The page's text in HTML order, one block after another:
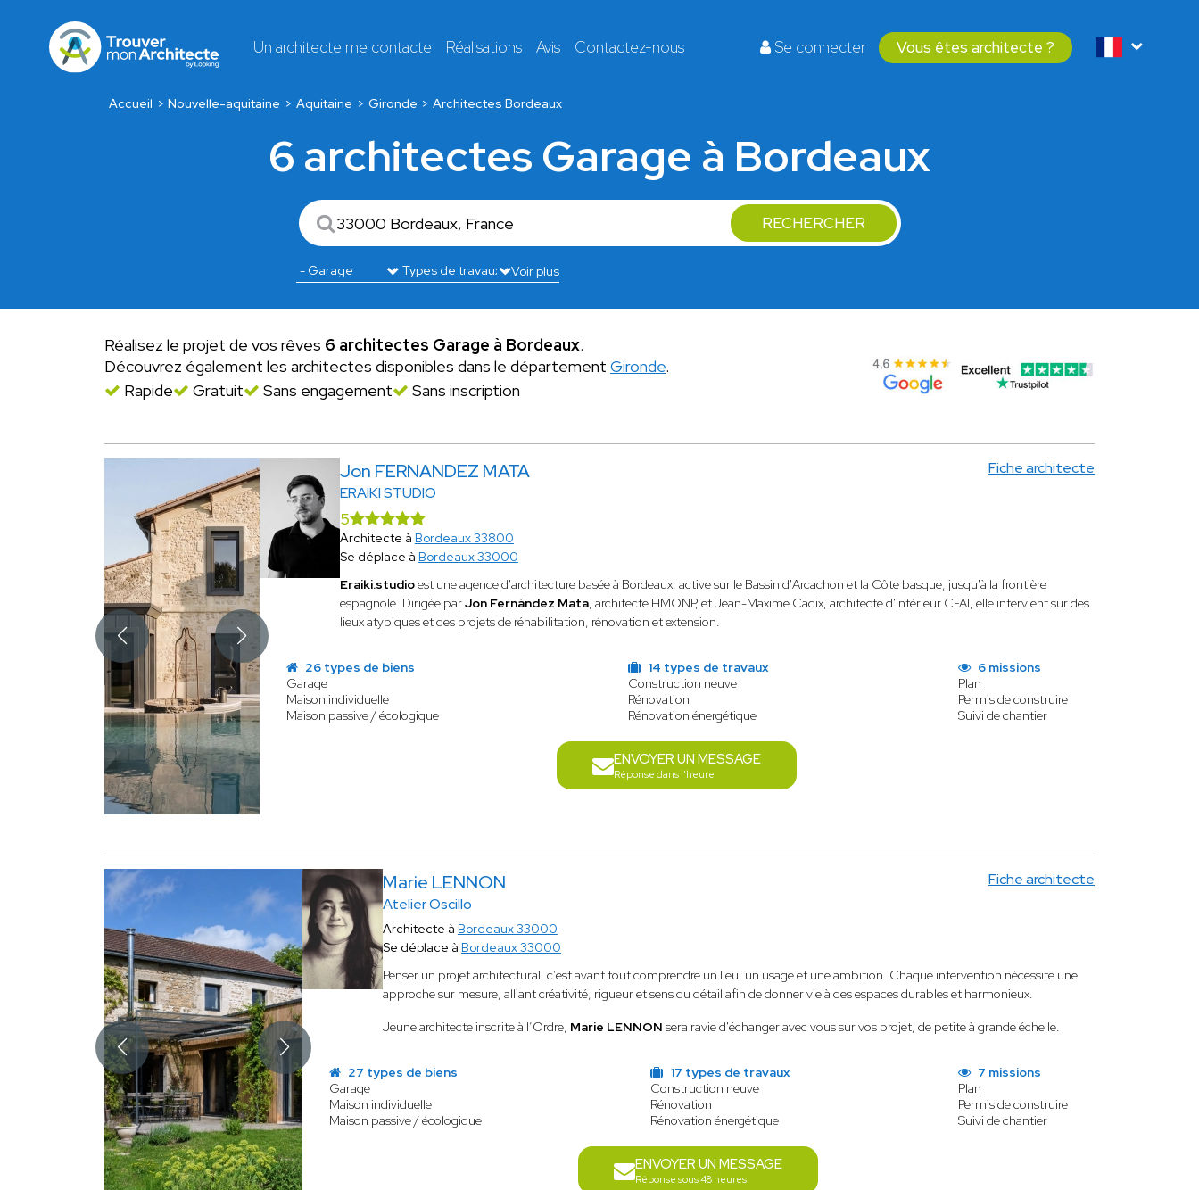
Un architecte me contacte Réalisations Avis Contactez-nous Se connecter Vous êtes architecte ?
Accueil Nouvelle-aquitaine Aquitaine Gironde Architectes Bordeaux
6 architectes Garage à Bordeaux
RECHERCHER
Voir plus
Réalisez le projet de vos rêves 6 architectes Garage à Bordeaux.
Découvrez également les architectes disponibles dans le département Gironde.
Rapide
Gratuit Sans engagement Sans inscription
Jon FERNANDEZ MATA
ERAIKI STUDIO
Fiche architecte
5
Architecte à Bordeaux 33800
Se déplace à Bordeaux 33000
Eraiki.studioest une agence d'architecture basée à Bordeaux, active sur le Bassin d'Arcachon et la Côte basque, jusqu'à la frontière
espagnole. Dirigée parJon Fernández Mata, architecte HMONP, et Jean-Maxime Cadix, architecte d'intérieur CFAI, elle intervient sur des
lieux atypiques et des projets de réhabilitation, rénovation et extension.
26 types de biens
Garage
Maison individuelle
Maison passive / écologique
14 types de travaux
Construction neuve
Rénovation
Rénovation énergétique
6 missions
Plan
Permis de construire
Suivi de chantier
ENVOYER UN MESSAGE
Réponse dans l'heure
Marie LENNON
Atelier Oscillo
Fiche architecte
Architecte à Bordeaux 33000
Se déplace à Bordeaux 33000
Penser un projet architectural, c’est avant tout comprendre un lieu, un usage et une ambition. Chaque intervention nécessite une
approche sur mesure, alliant créativité, rigueur et sens du détail afin de donner vie à des espaces durables et harmonieux.
Jeune architecte inscrite à l’Ordre, Marie LENNON sera ravie d'échanger avec vous sur vos projet, de petite à grande échelle.
27 types de biens
Garage
Maison individuelle
Maison passive / écologique
17 types de travaux
Construction neuve
Rénovation
Rénovation énergétique
7 missions
Plan
Permis de construire
Suivi de chantier
ENVOYER UN MESSAGE
Réponse sous 48 heures